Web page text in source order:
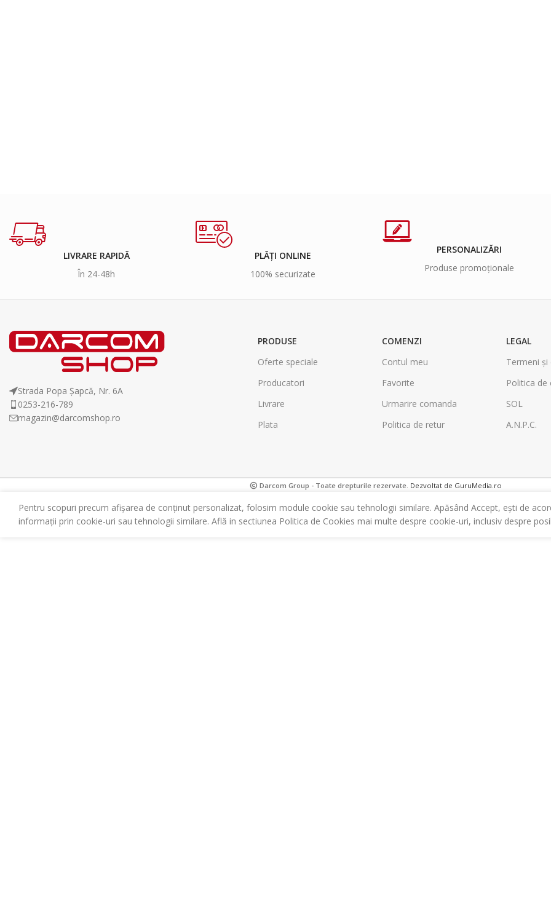
LIVRARE RAPIDĂ
În 24-48h
PLĂȚI ONLINE
100% securizate
PERSONALIZĂRI
Produse promoționale
Strada Popa Șapcă, Nr. 6A
0253-216-789
magazin@darcomshop.ro
PRODUSE
Oferte speciale
Producatori
Livrare
Plata
COMENZI
Contul meu
Favorite
Urmarire comanda
Politica de retur
LEGAL
Termeni și
Politica
SOL
A.N.P.C.
Darcom Group - Toate drepturile rezervate. Dezvoltat de GuruMedia.ro
Pentru scopuri precum afișarea de conținut personalizat, folosim module cookie sau tehnologii similare. Apăsând Accept, ești de
informații prin cookie-uri sau tehnologii similare. Află in sectiunea Politica de Cookies mai multe despre cookie-uri, inclusiv despre